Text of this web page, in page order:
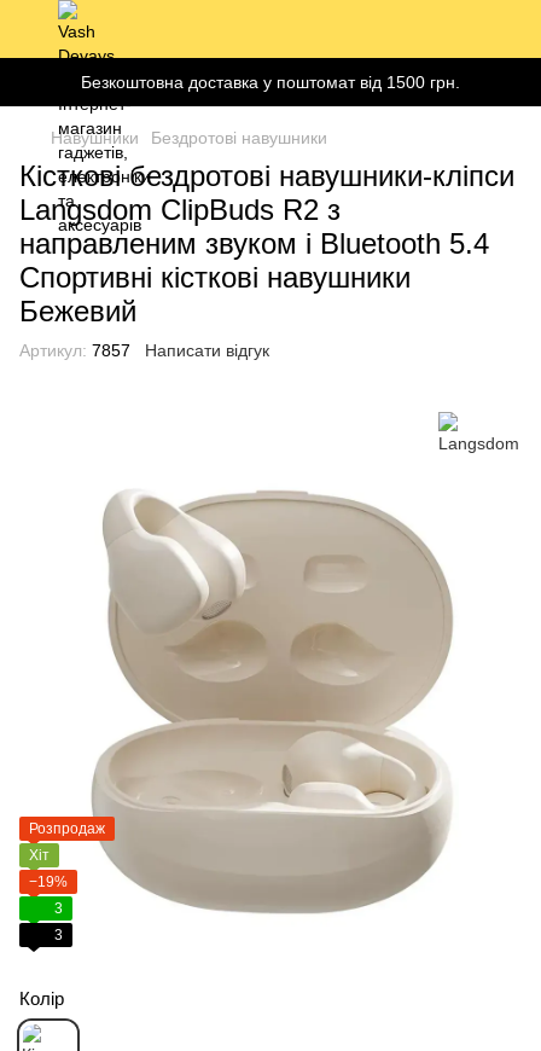
Безкоштовна доставка у поштомат від 1500 грн.
Навушники Бездротові навушники
Кісткові бездротові навушники-кліпси
Langsdom ClipBuds R2 з
направленим звуком і Bluetooth 5.4
Спортивні кісткові навушники
Бежевий
Артикул: 7857 Написати відгук
Розпродаж
Хіт
−19%
3
3
Колір